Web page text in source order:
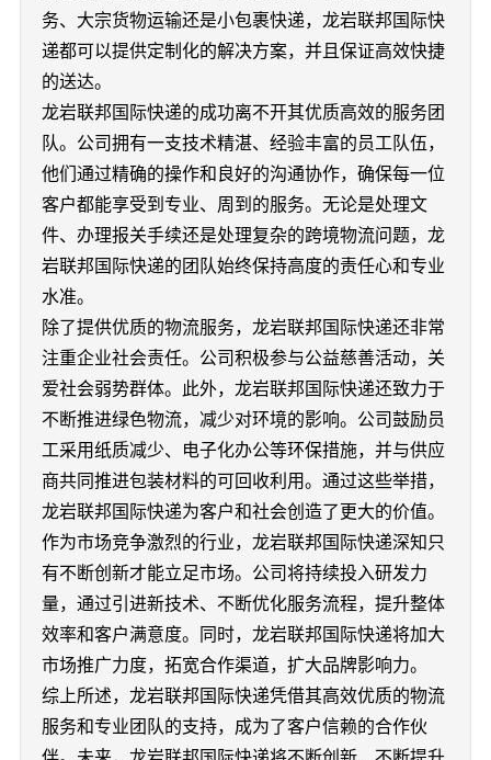
务、大宗货物运输还是小包裹快递，龙岩联邦国际快
递都可以提供定制化的解决方案，并且保证高效快捷
的送达。
龙岩联邦国际快递的成功离不开其优质高效的服务团
队。公司拥有一支技术精湛、经验丰富的员工队伍，
他们通过精确的操作和良好的沟通协作，确保每一位
客户都能享受到专业、周到的服务。无论是处理文
件、办理报关手续还是处理复杂的跨境物流问题，龙
岩联邦国际快递的团队始终保持高度的责任心和专业
水准。
除了提供优质的物流服务，龙岩联邦国际快递还非常
注重企业社会责任。公司积极参与公益慈善活动，关
爱社会弱势群体。此外，龙岩联邦国际快递还致力于
不断推进绿色物流，减少对环境的影响。公司鼓励员
工采用纸质减少、电子化办公等环保措施，并与供应
商共同推进包装材料的可回收利用。通过这些举措，
龙岩联邦国际快递为客户和社会创造了更大的价值。
作为市场竞争激烈的行业，龙岩联邦国际快递深知只
有不断创新才能立足市场。公司将持续投入研发力
量，通过引进新技术、不断优化服务流程，提升整体
效率和客户满意度。同时，龙岩联邦国际快递将加大
市场推广力度，拓宽合作渠道，扩大品牌影响力。
综上所述，龙岩联邦国际快递凭借其高效优质的物流
服务和专业团队的支持，成为了客户信赖的合作伙